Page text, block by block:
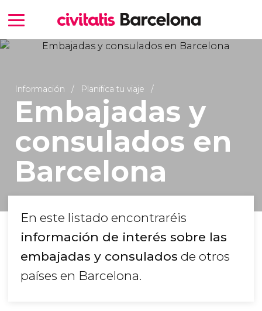
Información Planifica tu viaje
Embajadas y
consulados en
Barcelona
En este listado encontraréis
información de interés sobre las
embajadas y consulados de otros
países en Barcelona.